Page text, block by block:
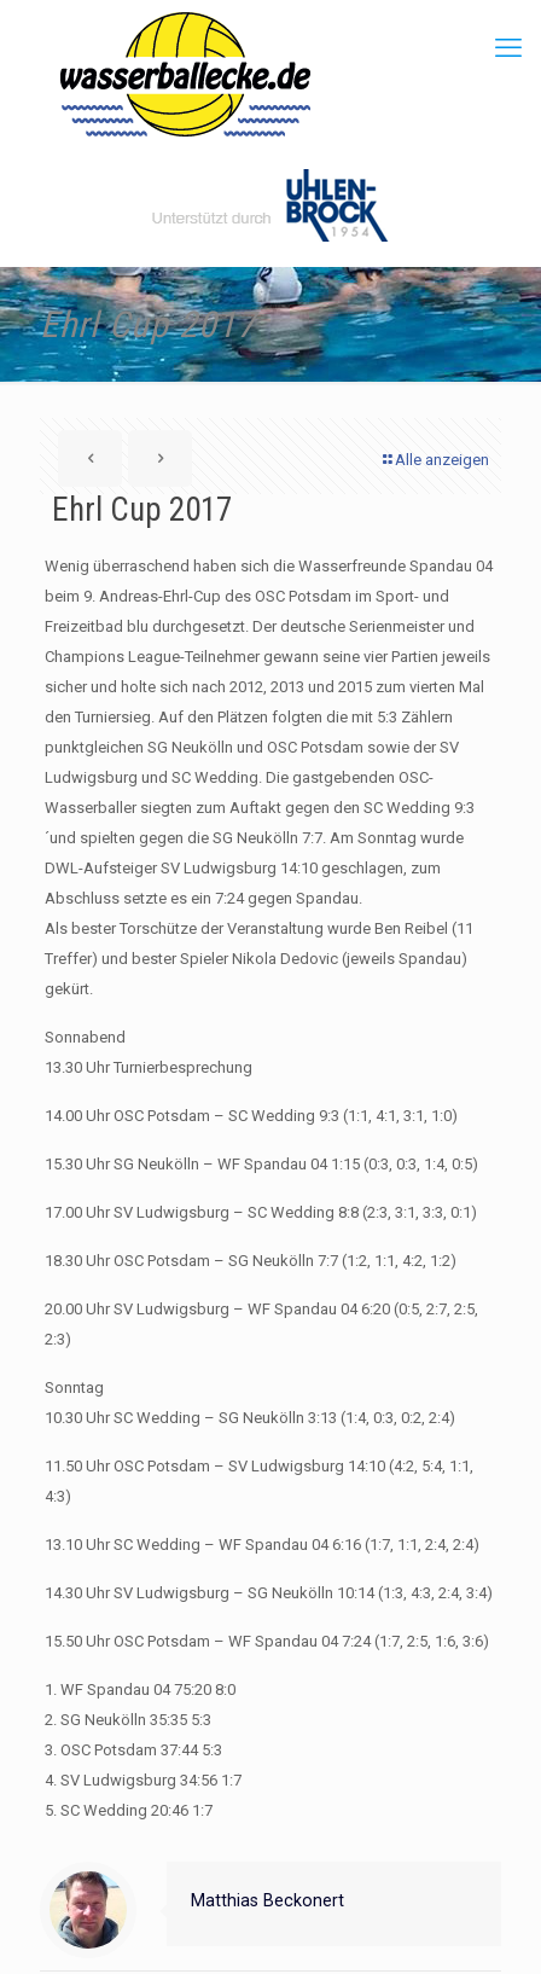
Ehrl Cup 2017
Alle anzeigen
Ehrl Cup 2017
Wenig überraschend haben sich die Wasserfreunde Spandau 04
beim 9. Andreas-Ehrl-Cup des OSC Potsdam im Sport- und
Freizeitbad blu durchgesetzt. Der deutsche Serienmeister und
Champions League-Teilnehmer gewann seine vier Partien jeweils
sicher und holte sich nach 2012, 2013 und 2015 zum vierten Mal
den Turniersieg. Auf den Plätzen folgten die mit 5:3 Zählern
punktgleichen SG Neukölln und OSC Potsdam sowie der SV
Ludwigsburg und SC Wedding. Die gastgebenden OSC-
Wasserballer siegten zum Auftakt gegen den SC Wedding 9:3
´und spielten gegen die SG Neukölln 7:7. Am Sonntag wurde
DWL-Aufsteiger SV Ludwigsburg 14:10 geschlagen, zum
Abschluss setzte es ein 7:24 gegen Spandau.
Als bester Torschütze der Veranstaltung wurde Ben Reibel (11
Treffer) und bester Spieler Nikola Dedovic (jeweils Spandau)
gekürt.
Sonnabend
13.30 Uhr Turnierbesprechung
14.00 Uhr OSC Potsdam – SC Wedding 9:3 (1:1, 4:1, 3:1, 1:0)
15.30 Uhr SG Neukölln – WF Spandau 04 1:15 (0:3, 0:3, 1:4, 0:5)
17.00 Uhr SV Ludwigsburg – SC Wedding 8:8 (2:3, 3:1, 3:3, 0:1)
18.30 Uhr OSC Potsdam – SG Neukölln 7:7 (1:2, 1:1, 4:2, 1:2)
20.00 Uhr SV Ludwigsburg – WF Spandau 04 6:20 (0:5, 2:7, 2:5,
2:3)
Sonntag
10.30 Uhr SC Wedding – SG Neukölln 3:13 (1:4, 0:3, 0:2, 2:4)
11.50 Uhr OSC Potsdam – SV Ludwigsburg 14:10 (4:2, 5:4, 1:1,
4:3)
13.10 Uhr SC Wedding – WF Spandau 04 6:16 (1:7, 1:1, 2:4, 2:4)
14.30 Uhr SV Ludwigsburg – SG Neukölln 10:14 (1:3, 4:3, 2:4, 3:4)
15.50 Uhr OSC Potsdam – WF Spandau 04 7:24 (1:7, 2:5, 1:6, 3:6)
1. WF Spandau 04 75:20 8:0
2. SG Neukölln 35:35 5:3
3. OSC Potsdam 37:44 5:3
4. SV Ludwigsburg 34:56 1:7
5. SC Wedding 20:46 1:7
Matthias Beckonert